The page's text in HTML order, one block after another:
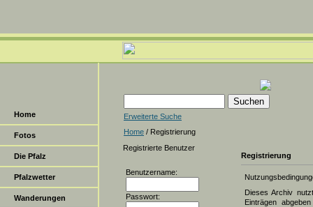
Home
Fotos
Die Pfalz
Pfalzwetter
Wanderungen
Erweiterte Suche
Home / Registrierung
Registrierte Benutzer
Benutzername:
Passwort:
Registrierung
Dieses Archiv
Einträgen